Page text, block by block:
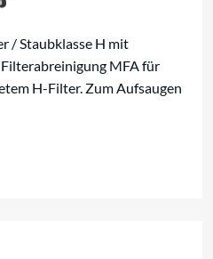
/ Staubklasse H mit
MFA für
H-Filter. Zum Aufsaugen